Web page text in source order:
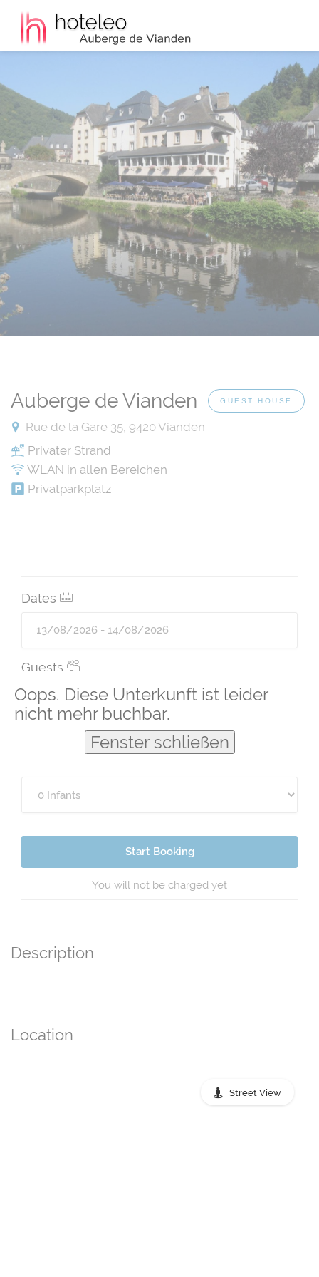
Oops. Diese Unterkunft ist leider
nicht mehr buchbar.
Fenster schließen
Auberge de Vianden GUEST HOUSE
Rue de la Gare 35, 9420 Vianden
Privater Strand
WLAN in allen Bereichen
Privatparkplatz
Dates
Guests
Start Booking
You will not be charged yet
Description
Location
Street View